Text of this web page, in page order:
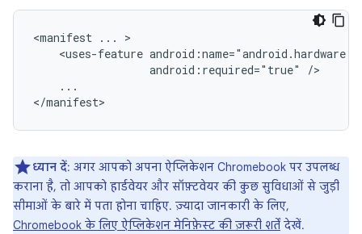
<manifest ...
<uses-feature
android:required="true"
...
</manifest>
ध्यान दें: अगर आपको अपना ऐप्लिकेशन Chromebook पर उपलब्ध
कराना है, तो आपको हार्डवेयर और सॉफ़्टवेयर की कुछ सुविधाओं से जुड़ी
सीमाओं के बारे में पता होना चाहिए. ज़्यादा जानकारी के लिए,
Chromebook के लिए ऐप्लिकेशन मेनिफ़ेस्ट की ज़रूरी शर्तें देखें.